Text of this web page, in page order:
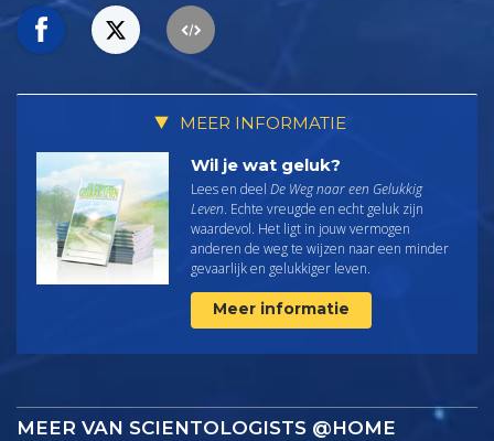
MEER INFORMATIE
Wil je wat geluk?
Lees en deel De Weg naar een Gelukkig
Leven. Echte vreugde en echt geluk zijn
waardevol. Het ligt in jouw vermogen
anderen de weg te wijzen naar een minder
gevaarlijk en gelukkiger leven.
Meer informatie
MEER VAN SCIENTOLOGISTS @HOME